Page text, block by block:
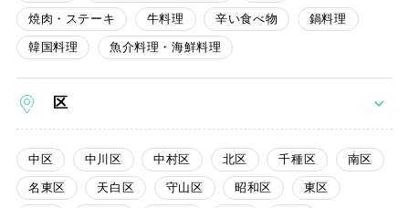
焼肉・ステーキ 牛料理 辛い食べ物 鍋料理
韓国料理 魚介料理・海鮮料理
区
中区 中川区 中村区 北区 千種区 南区
名東区 天白区 守山区 昭和区 東区